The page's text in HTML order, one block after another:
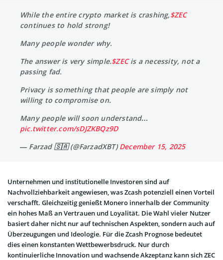
While the entire crypto market is crashing,$ZEC
continues to hold strong!
Many people wonder why.
The answer is very simple.$ZECis a necessity, not a
passing fad.
Privacy is something that people are simply not
willing to compromise on.
Many people will soon understand…
pic.twitter.com/sDJZKBQz9D
— Farzad 🇸🇦 (@FarzadXBT)December 15, 2025
Unternehmen und institutionelle Investoren sind auf
Nachvollziehbarkeit angewiesen, was Zcash potenziell einen Vorteil
verschafft. Gleichzeitig genießt Monero innerhalb der Community
ein hohes Maß an Vertrauen und Loyalität. Die Wahl vieler Nutzer
basiert daher nicht nur auf technischen Aspekten, sondern auch auf
Überzeugungen und Ideologie. Für die Zcash Prognose bedeutet
dies einen konstanten Wettbewerbsdruck. Nur durch
kontinuierliche Innovation und wachsende Akzeptanz kann sich ZEC